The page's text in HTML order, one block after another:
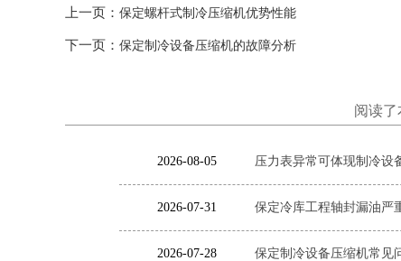
上一页： 保定螺杆式制冷压缩机优势性能
下一页： 保定制冷设备压缩机的故障分析
阅读
2026-08-05 压力表异常可体现制冷设
2026-07-31 保定冷库工程轴封漏油严
2026-07-28 保定制冷设备压缩机常见